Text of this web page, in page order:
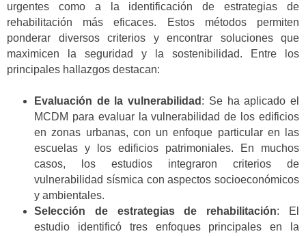
urgentes como a la identificación de estrategias de
rehabilitación más eficaces. Estos métodos permiten
ponderar diversos criterios y encontrar soluciones que
maximicen la seguridad y la sostenibilidad. Entre los
principales hallazgos destacan:
Evaluación de la vulnerabilidad : Se ha aplicado el
MCDM para evaluar la vulnerabilidad de los edificios
en zonas urbanas, con un enfoque particular en las
escuelas y los edificios patrimoniales. En muchos
casos, los estudios integraron criterios de
vulnerabilidad sísmica con aspectos socioeconómicos
y ambientales.
Selección de estrategias de rehabilitación: El
estudio identificó tres enfoques principales en la